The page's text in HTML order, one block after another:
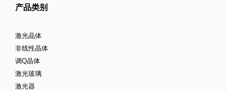
产品类别
激光晶体
非线性晶体
调Q晶体
激光玻璃
激光器